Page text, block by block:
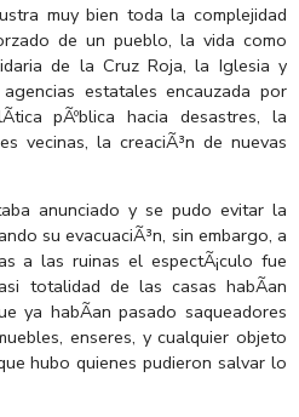
muy bien toda la complejidad
de un pueblo, la vida como
de la Cruz Roja, la Iglesia y
estatales encauzada por
pÃºblica hacia desastres, la
vecinas, la creaciÃ³n de nuevas
anunciado y se pudo evitar la
su evacuaciÃ³n, sin embargo, a
a las ruinas el espectÃ¡culo fue
totalidad de las casas habÃ­an
ya habÃ­an pasado saqueadores
enseres, y cualquier objeto
hubo quienes pudieron salvar lo